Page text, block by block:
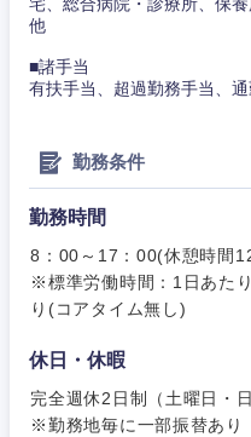
他
■諸手当
有扶手当、超過勤務手当、
勤務条件
勤務時間
8：00～17：00(休憩時間
※標準労働時間：1日あた
り(コアタイム無し)
休日・休暇
完全週休2日制（土曜日・日
※勤務地毎に一部振替あり